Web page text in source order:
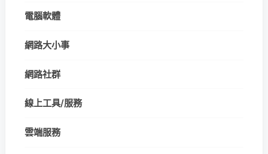
電腦軟體
網路大小事
網路社群
線上工具/服務
雲端服務